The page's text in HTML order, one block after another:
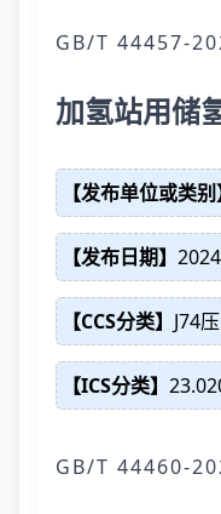
GB/T 44457-
加氢站用储
【发布单位或类别
【发布日期】
【CCS分类】 J74
【ICS分类】
GB/T 44460-